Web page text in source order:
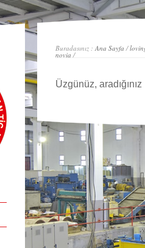
Buradasınız :Ana Sayfa /
novia /
Üzgünüz,